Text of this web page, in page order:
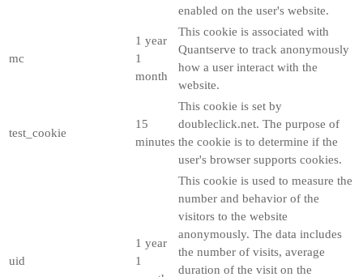
enabled on the user's website.
mc
1 year
1
month
This cookie is associated with
Quantserve to track anonymously
how a user interact with the
website.
test_cookie
15
minutes
This cookie is set by
doubleclick.net. The purpose of
the cookie is to determine if the
user's browser supports cookies.
uid
1 year
1
This cookie is used to measure the
number and behavior of the
visitors to the website
anonymously. The data includes
the number of visits, average
duration of the visit on the